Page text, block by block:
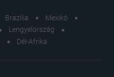
Brazília
Mexikó
Lengyelország
Dél-Afrika